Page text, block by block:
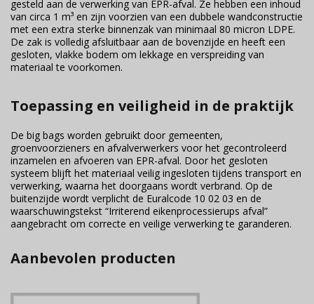
gesteld aan de verwerking van EPR-afval. Ze hebben een inhoud
van circa 1 m³ en zijn voorzien van een dubbele wandconstructie
met een extra sterke binnenzak van minimaal 80 micron LDPE.
De zak is volledig afsluitbaar aan de bovenzijde en heeft een
gesloten, vlakke bodem om lekkage en verspreiding van
materiaal te voorkomen.
Toepassing en veiligheid in de praktijk
De big bags worden gebruikt door gemeenten,
groenvoorzieners en afvalverwerkers voor het gecontroleerd
inzamelen en afvoeren van EPR-afval. Door het gesloten
systeem blijft het materiaal veilig ingesloten tijdens transport en
verwerking, waarna het doorgaans wordt verbrand. Op de
buitenzijde wordt verplicht de Euralcode 10 02 03 en de
waarschuwingstekst “Irriterend eikenprocessierups afval”
aangebracht om correcte en veilige verwerking te garanderen.
Aanbevolen producten